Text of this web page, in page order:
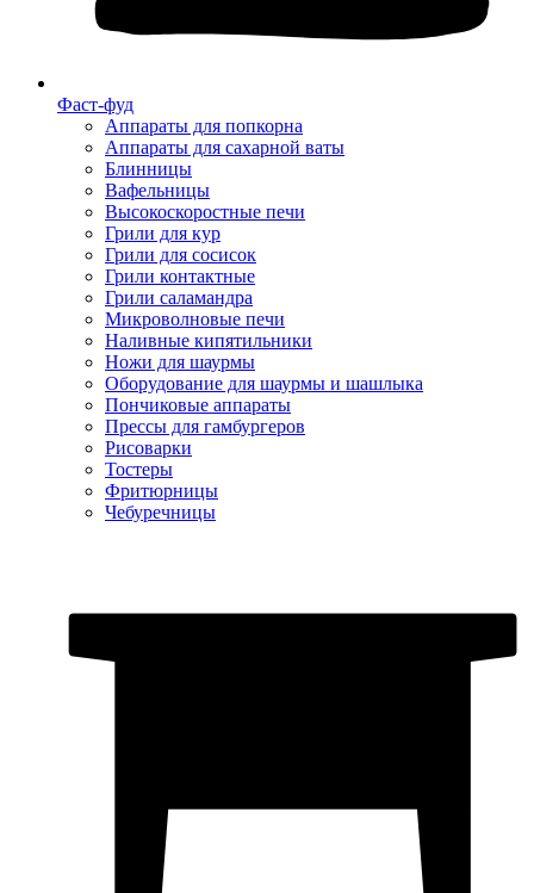
Фаст-фуд
Аппараты для попкорна
Аппараты для сахарной ваты
Блинницы
Вафельницы
Высокоскоростные печи
Грили для кур
Грили для сосисок
Грили контактные
Грили саламандра
Микроволновые печи
Наливные кипятильники
Ножи для шаурмы
Оборудование для шаурмы и шашлыка
Пончиковые аппараты
Прессы для гамбургеров
Рисоварки
Тостеры
Фритюрницы
Чебуречницы